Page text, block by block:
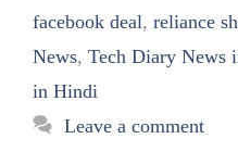
facebook deal, reliance
News, Tech Diary News
in Hindi
Leave a comment